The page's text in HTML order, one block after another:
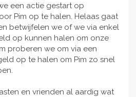
een actie gestart op
Pim op te halen. Helaas gaat
betwijfelen we of we via enkel
op kunnen halen om onze
proberen we om via een
op te halen om Pim zo snel
en vrienden al aardig wat